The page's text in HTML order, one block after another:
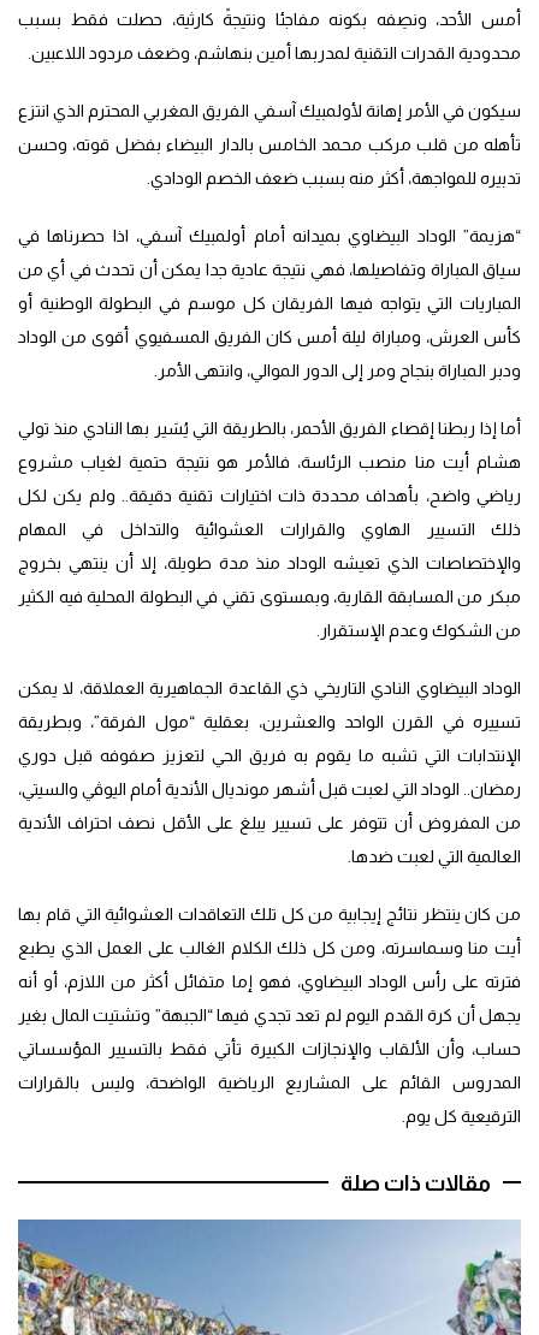
أمس الأحد، ونصِفه بكونه مفاجئا ونتيجةً كارثية، حصلت فقط بسبب
محدودية القدرات التقنية لمدربها أمين بنهاشم، وضعف مردود اللاعبين.
سيكون في الأمر إهانة لأولمبيك آسفي الفريق المغربي المحترم الذي انتزع
تأهله من قلب مركب محمد الخامس بالدار البيضاء بفضل قوته، وحسن
تدبيره للمواجهة، أكثر منه بسبب ضعف الخصم الودادي.
“هزيمة” الوداد البيضاوي بميدانه أمام أولمبيك آسفي، اذا حصرناها في
سياق المباراة وتفاصيلها، فهي نتيجة عادية جدا يمكن أن تحدث في أي من
المباريات التي يتواجه فيها الفريقان كل موسم في البطولة الوطنية أو
كأس العرش، ومباراة ليلة أمس كان الفريق المسفيوي أقوى من الوداد
ودبر المباراة بنجاح ومر إلى الدور الموالي، وانتهى الأمر.
أما إذا ربطنا إقصاء الفريق الأحمر، بالطريقة التي يُسَير بها النادي منذ تولي
هشام أيت منا منصب الرئاسة، فالأمر هو نتيجة حتمية لغياب مشروع
رياضي واضح، بأهداف محددة ذات اختيارات تقنية دقيقة.. ولم يكن لكل
ذلك التسيير الهاوي والقرارات العشوائية والتداخل في المهام
والإختصاصات الذي تعيشه الوداد منذ مدة طويلة، إلا أن ينتهي بخروج
مبكر من المسابقة القارية، وبمستوى تقني في البطولة المحلية فيه الكثير
من الشكوك وعدم الإستقرار.
الوداد البيضاوي النادي التاريخي ذي القاعدة الجماهيرية العملاقة، لا يمكن
تسييره في القرن الواحد والعشرين، بعقلية “مول الفرقة”، وبطريقة
الإنتدابات التي تشبه ما يقوم به فريق الحي لتعزيز صفوفه قبل دوري
رمضان.. الوداد التي لعبت قبل أشهر مونديال الأندية أمام اليوڤي والسيتي،
من المفروض أن تتوفر على تسيير يبلغ على الأقل نصف احتراف الأندية
العالمية التي لعبت ضدها.
من كان ينتظر نتائج إيجابية من كل تلك التعاقدات العشوائية التي قام بها
أيت منا وسماسرته، ومن كل ذلك الكلام الغالب على العمل الذي يطبع
فترته على رأس الوداد البيضاوي، فهو إما متفائل أكثر من اللازم، أو أنه
يجهل أن كرة القدم اليوم لم تعد تجدي فيها “الجبهة” وتشتيت المال بغير
حساب، وأن الألقاب والإنجازات الكبيرة تأتي فقط بالتسيير المؤسساتي
المدروس القائم على المشاريع الرياضية الواضحة، وليس بالقرارات
الترقيعية كل يوم.
مقالات ذات صلة